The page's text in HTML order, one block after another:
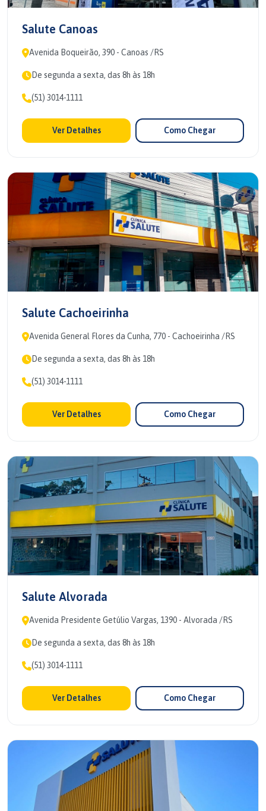
Salute Canoas
Avenida Boqueirão, 390 - Canoas /RS
De segunda a sexta, das 8h às 18h
(51) 3014-1111
Ver Detalhes Como Chegar
Salute Cachoeirinha
Avenida General Flores da Cunha, 770 - Cachoeirinha /RS
De segunda a sexta, das 8h às 18h
(51) 3014-1111
Ver Detalhes Como Chegar
Salute Alvorada
Avenida Presidente Getúlio Vargas, 1390 - Alvorada /RS
De segunda a sexta, das 8h às 18h
(51) 3014-1111
Ver Detalhes Como Chegar